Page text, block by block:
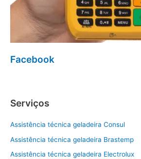
Facebook
Serviços
Assistência técnica geladeira Consul
Assistência técnica geladeira Brastemp
Assistência técnica geladeira Electrolux